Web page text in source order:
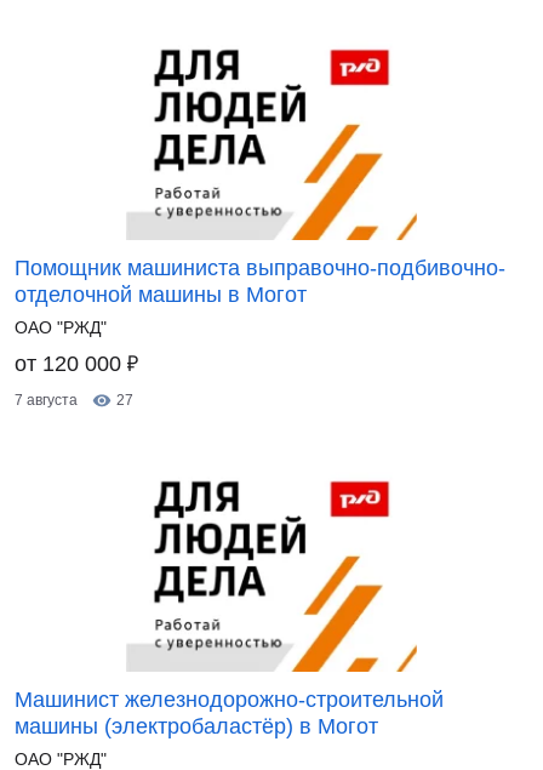
Помощник машиниста выправочно-подбивочно-
отделочной машины в Могот
ОАО "РЖД"
от 120 000 ₽
7 августа 27
Машинист железнодорожно-строительной
машины (электробаластёр) в Могот
ОАО "РЖД"